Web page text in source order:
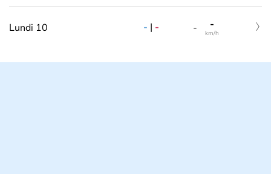
Lundi 10 - | - - -
km/h